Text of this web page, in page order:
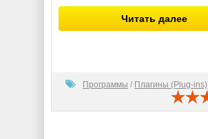
Читать далее
Программы / Плагины (Plug-ins)